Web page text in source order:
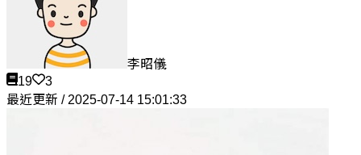
李昭儀
19
3
最近更新 / 2025-07-14 15:01:33